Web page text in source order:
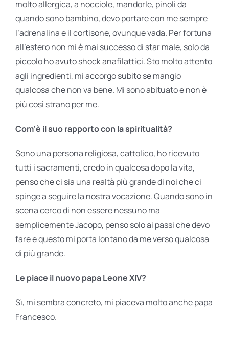
molto allergica, a nocciole, mandorle, pinoli da
quando sono bambino, devo portare con me sempre
l’adrenalina e il cortisone, ovunque vada. Per fortuna
all’estero non mi è mai successo di star male, solo da
piccolo ho avuto shock anafilattici. Sto molto attento
agli ingredienti, mi accorgo subito se mangio
qualcosa che non va bene. Mi sono abituato e non è
più così strano per me.
Com’è il suo rapporto con la spiritualità?
Sono una persona religiosa, cattolico, ho ricevuto
tutti i sacramenti, credo in qualcosa dopo la vita,
penso che ci sia una realtà più grande di noi che ci
spinge a seguire la nostra vocazione. Quando sono in
scena cerco di non essere nessuno ma
semplicemente Jacopo, penso solo ai passi che devo
fare e questo mi porta lontano da me verso qualcosa
di più grande.
Le piace il nuovo papa Leone XIV?
Sì, mi sembra concreto, mi piaceva molto anche papa
Francesco.